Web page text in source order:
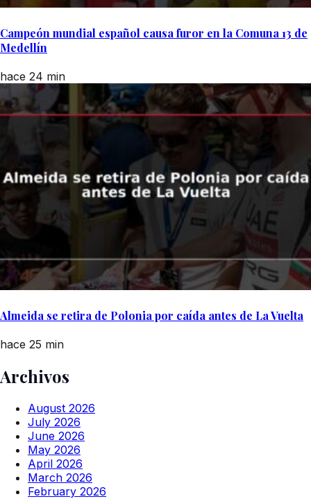
Campeón mundial español causa furor en la Comuna 13 de
Medellín
hace 24 min
Almeida se retira de Polonia por caída antes de La Vuelta
hace 25 min
Archivos
August 2026
July 2026
June 2026
May 2026
April 2026
March 2026
February 2026